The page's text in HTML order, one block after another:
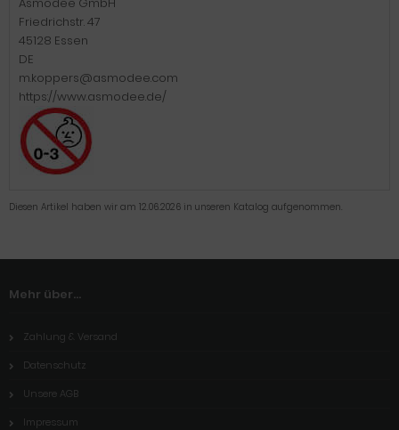
Friedrichstr. 47
45128 Essen
DE
m.koppers@asmodee.com
https://www.asmodee.de/
Diesen Artikel haben wir am 12.06.2026 in unseren Katalog aufgenommen.
Mehr über...
Zahlung & Versand
Datenschutz
Unsere AGB
Impressum